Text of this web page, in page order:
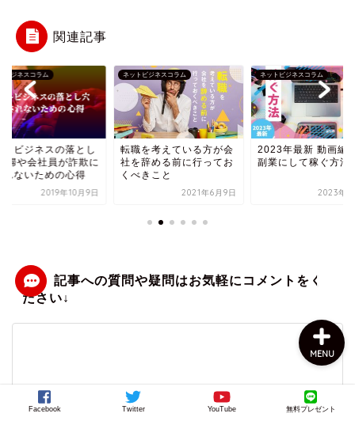
関連記事
ビジネスコラム
を考えている方が会
辞める前に行ってお
きこと
2021年6月9日
ネットビジネスコラム
2023年最新 動画編集を
副業にして稼ぐ方法
2023年7月6日
ネットビジネスコラム
結局ネットビジネス
げない人と稼げる人
2021年9
Facebook Twitter YouTube 無料プレゼント
MENU
上田公式メルマガ